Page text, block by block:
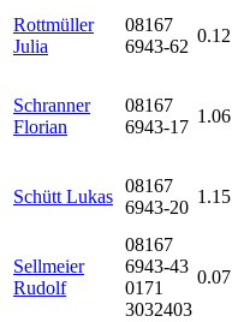
Rottmüller
Julia
08167
6943-62
0.12
Schranner
Florian
08167
6943-17
1.06
Schütt Lukas
08167
6943-20
1.15
Sellmeier
Rudolf
08167
6943-43
0171
3032403
0.07